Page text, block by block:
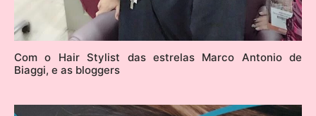
Com o Hair Stylist das estrelas Marco Antonio de
Biaggi, e as bloggers